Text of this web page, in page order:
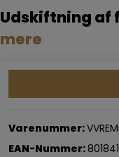
Udskiftning af
mere
Varenummer:
EAN-Nummer: